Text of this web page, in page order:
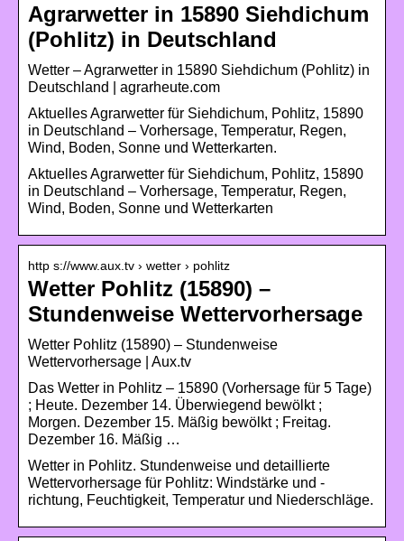
Agrarwetter in 15890 Siehdichum
(Pohlitz) in Deutschland
Wetter – Agrarwetter in 15890 Siehdichum (Pohlitz) in
Deutschland | agrarheute.com
Aktuelles Agrarwetter für Siehdichum, Pohlitz, 15890
in Deutschland – Vorhersage, Temperatur, Regen,
Wind, Boden, Sonne und Wetterkarten.
Aktuelles Agrarwetter für Siehdichum, Pohlitz, 15890
in Deutschland – Vorhersage, Temperatur, Regen,
Wind, Boden, Sonne und Wetterkarten
http s://www.aux.tv › wetter › pohlitz
Wetter Pohlitz (15890) –
Stundenweise Wettervorhersage
Wetter Pohlitz (15890) – Stundenweise
Wettervorhersage | Aux.tv
Das Wetter in Pohlitz – 15890 (Vorhersage für 5 Tage)
; Heute. Dezember 14. Überwiegend bewölkt ;
Morgen. Dezember 15. Mäßig bewölkt ; Freitag.
Dezember 16. Mäßig …
Wetter in Pohlitz. Stundenweise und detaillierte
Wettervorhersage für Pohlitz: Windstärke und -
richtung, Feuchtigkeit, Temperatur und Niederschläge.